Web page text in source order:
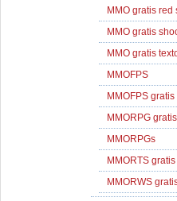
MMO gratis red
MMO gratis
MMO gratis
MMOFPS
MMOFPS gratis
MMORPG gratis
MMORPGs
MMORTS gratis
MMORWS